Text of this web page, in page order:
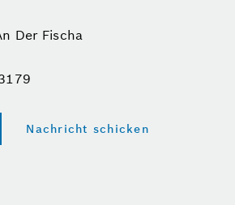
Der Fischa
Nachricht schicken